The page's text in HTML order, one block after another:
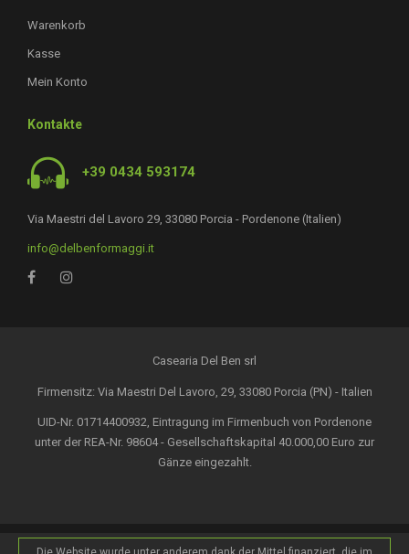
Warenkorb
Kasse
Mein Konto
Kontakte
+39 0434 593174
Via Maestri del Lavoro 29, 33080 Porcia - Pordenone (Italien)
info@delbenformaggi.it
Casearia Del Ben srl
Firmensitz: Via Maestri Del Lavoro, 29, 33080 Porcia (PN) - Italien
UID-Nr. 01714400932, Eintragung im Firmenbuch von Pordenone
unter der REA-Nr. 98604 - Gesellschaftskapital 40.000,00 Euro zur
Gänze eingezahlt.